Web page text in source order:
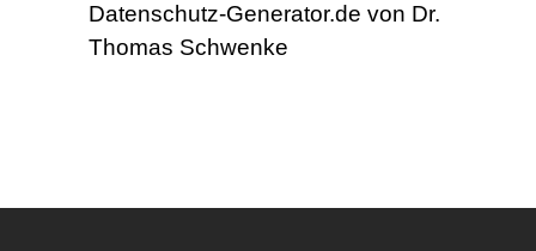
Datenschutz-Generator.de von Dr.
Thomas Schwenke